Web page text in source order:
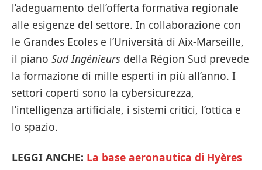
l’adeguamento dell’offerta formativa regionale
alle esigenze del settore. In collaborazione con
le Grandes Ecoles e l’Università di Aix-Marseille,
il piano Sud Ingénieurs della Région Sud prevede
la formazione di mille esperti in più all’anno. I
settori coperti sono la cybersicurezza,
l’intelligenza artificiale, i sistemi critici, l’ottica e
lo spazio.
LEGGI ANCHE: La base aeronautica di Hyères